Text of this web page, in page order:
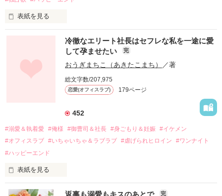
表紙を見る
幼なじみの哲平に淡い恋心を抱いていた美桜。
しかし、ある出来事をきっかけに二人の関係は壊れてしまう。
関係修復もできないまま、美桜は両親の離婚によって
引っ越すことになり、哲平とも離れ離れになった。
それから約十二年後。
過去の傷から、二度と会いたくないと思っていた哲平に
運命のような再会を果たす。
酔った勢いで一夜を共にしてしまった。
さらに、美桜が初めてだと知った哲平は
『責任をとる、結婚しよう』と真っ直ぐに告げてきた。
戸惑う美桜とは裏腹に、好きという気持ちを隠すことなく
冷徹なエリート社長はセフレな私を一途に愛
して孕ませたい
完
おうぎまちこ（あきたこまち） ／著
総文字数/207,975
恋愛(オフィスラブ) 179ページ
452
#溺愛＆執着愛 #俺様 #御曹司＆社長 #身ごもり＆妊娠 #イケメン
#オフィスラブ #いちゃいちゃ＆ラブラブ #虐げられヒロイン
#ワンナイト
#ハッピーエンド
表紙を見る
おかしな噂を流されて前の職場でうまくいかなかった梅田美
完